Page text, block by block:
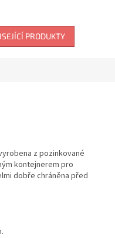
PRODUKTY
z pozinkované
kontejnerem pro
dobře chráněna před